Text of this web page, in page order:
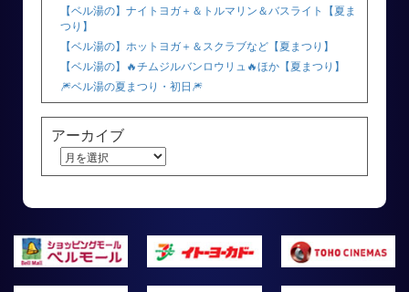
【ベル湯の】ナイトヨガ＋＆トルマリン＆バスライト【夏ま
つり】
【ベル湯の】ホットヨガ＋＆スクラブなど【夏まつり】
【ベル湯の】🔥チムジルバンロウリュ🔥ほか【夏まつり】
🎆ベル湯の夏まつり・初日🎆
アーカイブ